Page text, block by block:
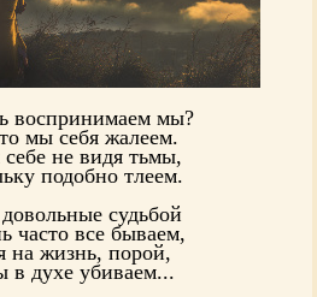
воспринимаем мы?
мы себя жалеем.
не видя тьмы,
подобно тлеем.
судьбой
часто все бываем,
на жизнь, порой,
в духе убиваем...